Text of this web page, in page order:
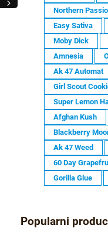
Northern
Easy Sativa
Moby Dick
Amnesia
Ak 47 Automat
Girl Scout
Super Lemon
Afghan Kush
Blackberry
Ak 47 Weed
60 Day
Gorilla Glue
Popularni